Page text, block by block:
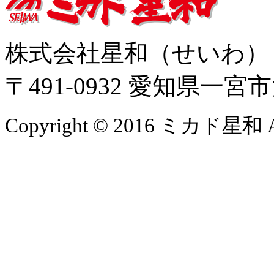
株式会社星和（せいわ
〒491-0932 愛知県一宮
Copyright © 2016 ミカド星和